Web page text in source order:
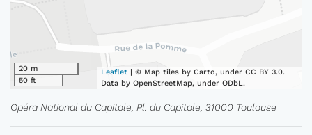
20 m
50 ft
Leaflet | © Map tiles by Carto, under CC BY 3.0.
Data by OpenStreetMap, under ODbL.
Opéra National du Capitole, Pl. du Capitole, 31000 Toulouse